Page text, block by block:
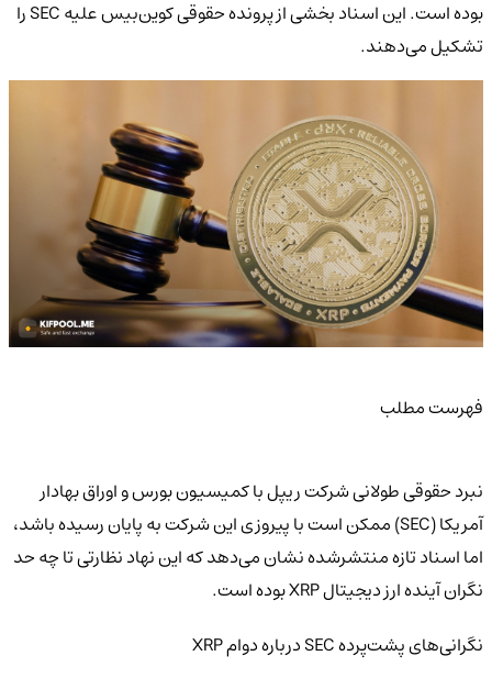
بوده است. این اسناد بخشی از پرونده حقوقی کوین‌بیس علیه SEC را
تشکیل می‌دهند.
فهرست مطلب
نبرد حقوقی طولانی شرکت ریپل با کمیسیون بورس و اوراق بهادار
آمریکا (SEC) ممکن است با پیروزی این شرکت به پایان رسیده باشد،
اما اسناد تازه منتشرشده نشان می‌دهد که این نهاد نظارتی تا چه حد
نگران آینده ارز دیجیتال XRP بوده است.
نگرانی‌های پشت‌پرده SEC درباره دوام XRP